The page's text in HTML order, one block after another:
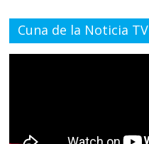
Cuna de la Noticia TV